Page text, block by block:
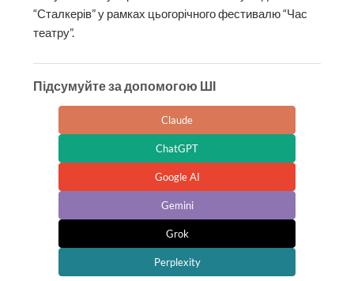
“Сталкерів” у рамках цьогорічного фестивалю “Час
театру”.
Підсумуйте за допомогою ШІ
Claude
ChatGPT
Google AI
Gemini
Grok
Perplexity